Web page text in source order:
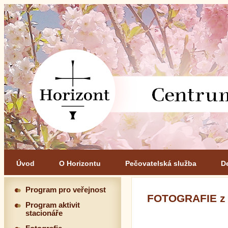
Úvod O Horizontu Pečovatelská služba
FOTOGRAFIE
Program pro veřejnost
Program aktivit
stacionáře